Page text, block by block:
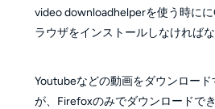
video downloadhelperを使う時に
ラウザをインストールしなければな
Youtubeなどの動画をダウンロー
が、Firefoxのみでダウンロードで